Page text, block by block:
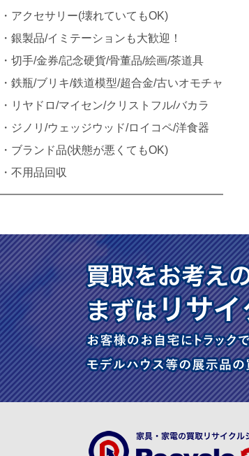
・アクセサリー(壊れていてもOK)
・銀製品/イミテーションも大歓迎！
・切手/金券/記念硬貨/骨董品/絵画/茶道具
・鉄瓶/ブリキ/鉄道模型/超合金/古いオモチャ
・リヤドロ/マイセン/クリストフル/バカラ
・ジノリ/ウェッジウッド/ロイコペ/洋食器
・ブランド品(状態が悪くてもOK)
・不用品回収
━━━━━━━━━━━━━━━━━━━━